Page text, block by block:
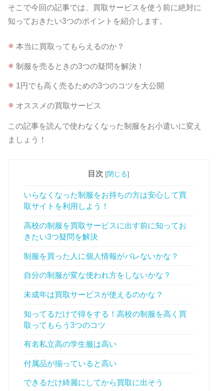
そこで今回の記事では、買取サービスを使う前に絶対に
知っておきたい3つのポイントを紹介します。
本当に買取ってもらえるのか？
制服を売るときの3つの疑問を解決！
1円でも高く売るための3つのコツを大公開
オススメの買取サービス
この記事を読んで使わなくなった制服をお小遣いに変え
ましょう！
目次 [閉じる]
いらなくなった制服をお持ちの方は安心して買
取サイトを利用しよう！
高校の制服を買取サービスに出す前に知ってお
きたい3つ疑問を解決
制服を買った人に個人情報がバレないかな？
自分の制服が変な使われ方をしないかな？
未成年は買取サービスが使えるのかな？
知ってるだけで得をする！高校の制服を高く買
取ってもらう3つのコツ
有名私立高の学生服は高い
付属品が揃っていると高い
できるだけ綺麗にしてから買取に出そう